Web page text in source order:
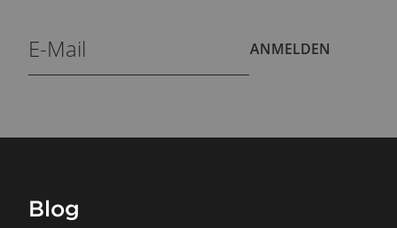
ANMELDEN
Blog